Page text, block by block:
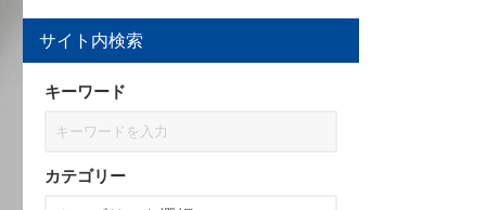
サイト内検索
キーワード
カテゴリー